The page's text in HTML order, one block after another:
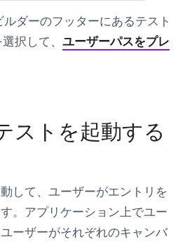
ルダーのフッターにあるテスト
択して、 ユーザーパスをプレ
ストを起動する
して、ユーザーがエントリを
。アプリケーション上でユー
ーザーがそれぞれのキャンバ